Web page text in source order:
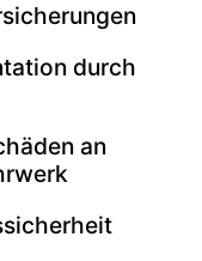
durch
an